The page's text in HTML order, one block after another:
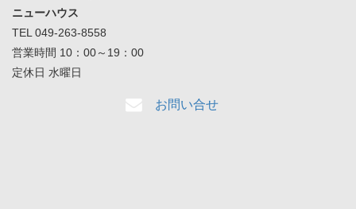
ニューハウス
TEL 049-263-8558
営業時間 10：00～19：00
定休日 水曜日
お問い合せ